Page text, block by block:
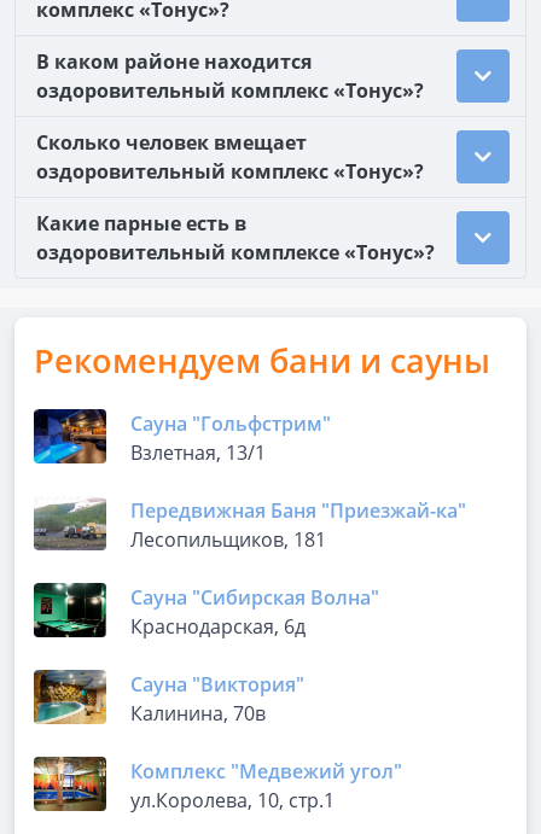
комплекс «Тонус»?
В каком районе находится
оздоровительный комплекс «Тонус»?
Сколько человек вмещает
оздоровительный комплекс «Тонус»?
Какие парные есть в
оздоровительный комплексе «Тонус»?
Рекомендуем бани и сауны
Сауна "Гольфстрим"
Взлетная, 13/1
Передвижная Баня "Приезжай-ка"
Лесопильщиков, 181
Сауна "Сибирская Волна"
Краснодарская, 6д
Сауна "Виктория"
Калинина, 70в
Комплекс "Медвежий угол"
ул.Королева, 10, стр.1